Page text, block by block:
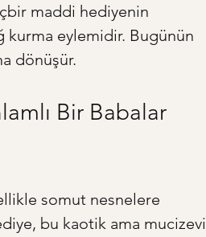
maddi hediyenin
kurma eylemidir. Bugünün
dönüşür.
Bir Babalar
somut nesnelere
bu kaotik ama mucizevi